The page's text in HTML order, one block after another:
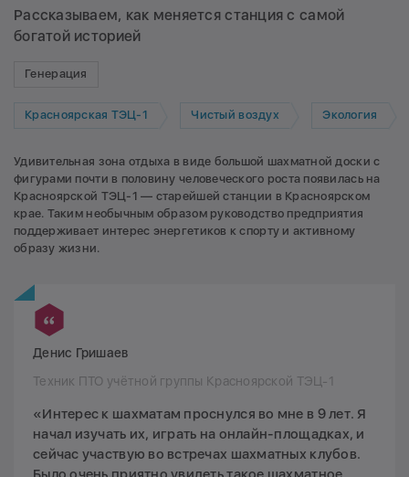
Рассказываем, как меняется станция с самой
богатой историей
Генерация
Красноярская ТЭЦ-1 Чистый воздух Экология
Удивительная зона отдыха в виде большой шахматной доски с
фигурами почти в половину человеческого роста появилась на
Красноярской ТЭЦ-1 — старейшей станции в Красноярском
крае. Таким необычным образом руководство предприятия
поддерживает интерес энергетиков к спорту и активному
образу жизни.
Денис Гришаев
Техник ПТО учётной группы Красноярской ТЭЦ-1
«Интерес к шахматам проснулся во мне в 9 лет. Я
начал изучать их, играть на онлайн-площадках, и
сейчас участвую во встречах шахматных клубов.